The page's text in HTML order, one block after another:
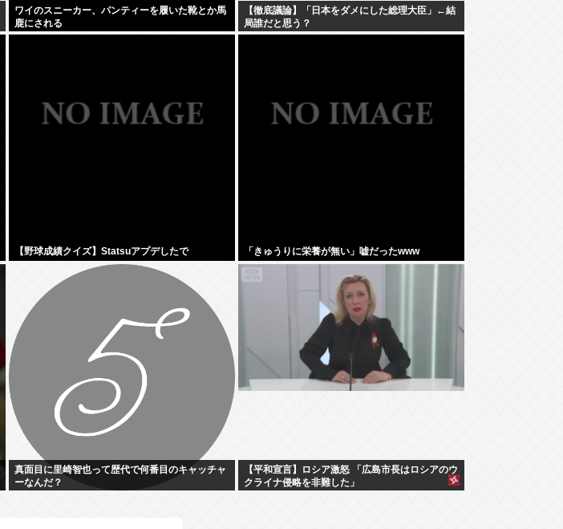
ワイのスニーカー、パンティーを履いた靴とか馬
鹿にされる
【徹底議論】「日本をダメにした総理大臣」←結
局誰だと思う？
【野球成績クイズ】Statsuアプデしたで 「きゅうりに栄養が無い」嘘だったwww
真面目に里崎智也って歴代で何番目のキャッチャ
ーなんだ？
【平和宣言】ロシア激怒 「広島市長はロシアのウ
クライナ侵略を非難した」